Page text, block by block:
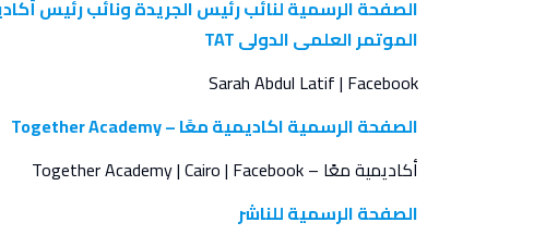
الموتمر العلمى الدولى TAT
Sarah Abdul Latif | Facebook
الصفحة الرسمية اكاديمية معًا – Together Academy
أكاديمية معًا – Together Academy | Cairo | Facebook
الصفحة الرسمية للناشر